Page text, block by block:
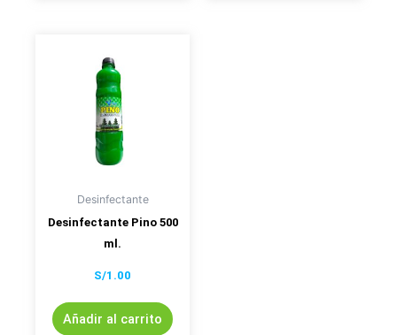
Desinfectante
Desinfectante Pino 500
ml.
S/1.00
Añadir al carrito